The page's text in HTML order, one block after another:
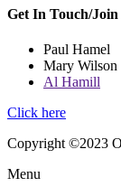
Get In Touch/Join
Paul Hamel
Mary Wilson
Al Hamill
Click here
Copyright ©2023
Menu